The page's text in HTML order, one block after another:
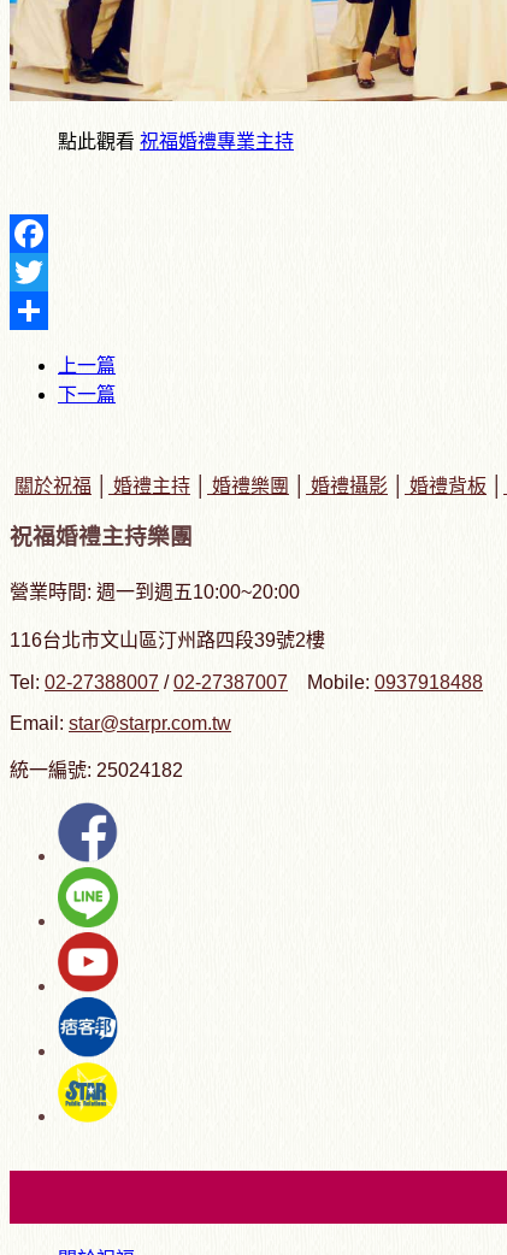
點此觀看 祝福婚禮專業主持
Facebook
Twitter
上一篇
下一篇
關於祝福 婚禮主持 婚禮樂團 婚禮攝影 婚禮背板
祝福婚禮主持樂團
營業時間: 週一到週五10:00~20:00
116台北市文山區汀州路四段39號2樓
Tel: 02-27388007 /02-27387007 Mobile: 0937918488
Email: star@starpr.com.tw
統一編號: 25024182